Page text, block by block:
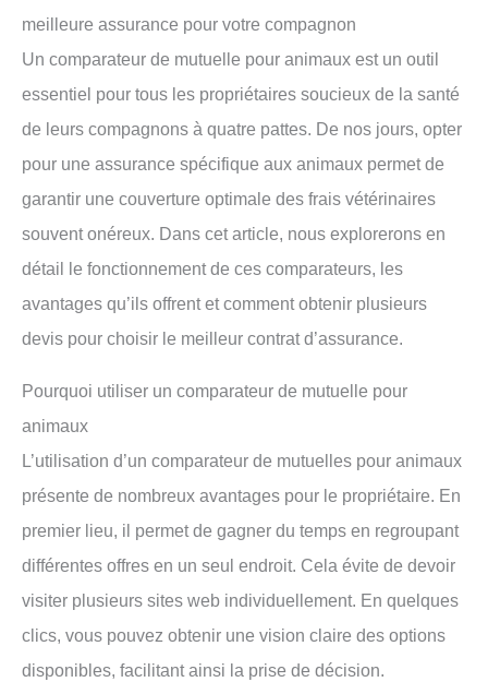
meilleure assurance pour votre compagnon
Un comparateur de mutuelle pour animaux est un outil
essentiel pour tous les propriétaires soucieux de la santé
de leurs compagnons à quatre pattes. De nos jours, opter
pour une assurance spécifique aux animaux permet de
garantir une couverture optimale des frais vétérinaires
souvent onéreux. Dans cet article, nous explorerons en
détail le fonctionnement de ces comparateurs, les
avantages qu’ils offrent et comment obtenir plusieurs
devis pour choisir le meilleur contrat d’assurance.
Pourquoi utiliser un comparateur de mutuelle pour
animaux
L’utilisation d’un comparateur de mutuelles pour animaux
présente de nombreux avantages pour le propriétaire. En
premier lieu, il permet de gagner du temps en regroupant
différentes offres en un seul endroit. Cela évite de devoir
visiter plusieurs sites web individuellement. En quelques
clics, vous pouvez obtenir une vision claire des options
disponibles, facilitant ainsi la prise de décision.